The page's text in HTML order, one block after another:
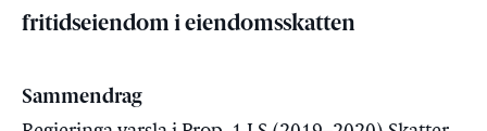
fritidseiendom i eiendomsskatten
Sammendrag